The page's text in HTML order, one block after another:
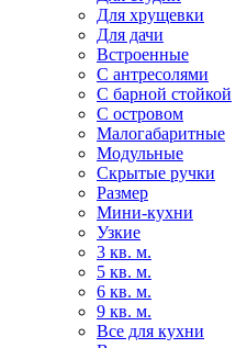
Для хрущевки
Для дачи
Встроенные
С антресолями
С барной стойкой
С островом
Малогабаритные
Модульные
Скрытые ручки
Размер
Мини-кухни
Узкие
3 кв. м.
5 кв. м.
6 кв. м.
9 кв. м.
Все для кухни